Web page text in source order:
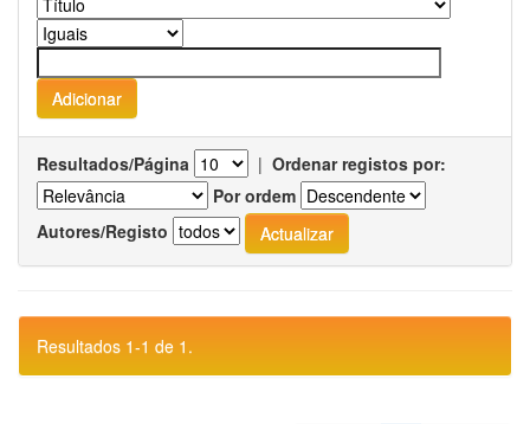
Resultados/Página | Ordenar registos por:
Por ordem
Autores/Registo
Resultados 1-1 de 1.